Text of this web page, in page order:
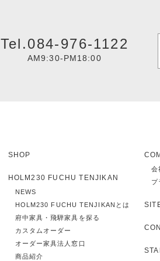
Tel.084-976-1122
AM9:30-PM18:00
SHOP
HOLM230 FUCHU TENJIKAN
NEWS
HOLM230 FUCHU TENJIKANとは
府中家具・飛騨家具を探る
カスタムオーダー
オーダー家具法人窓口
商品紹介
会
プ